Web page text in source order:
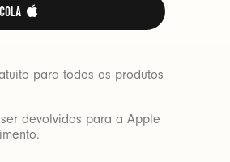
para todos os produtos
devolvidos para a Apple